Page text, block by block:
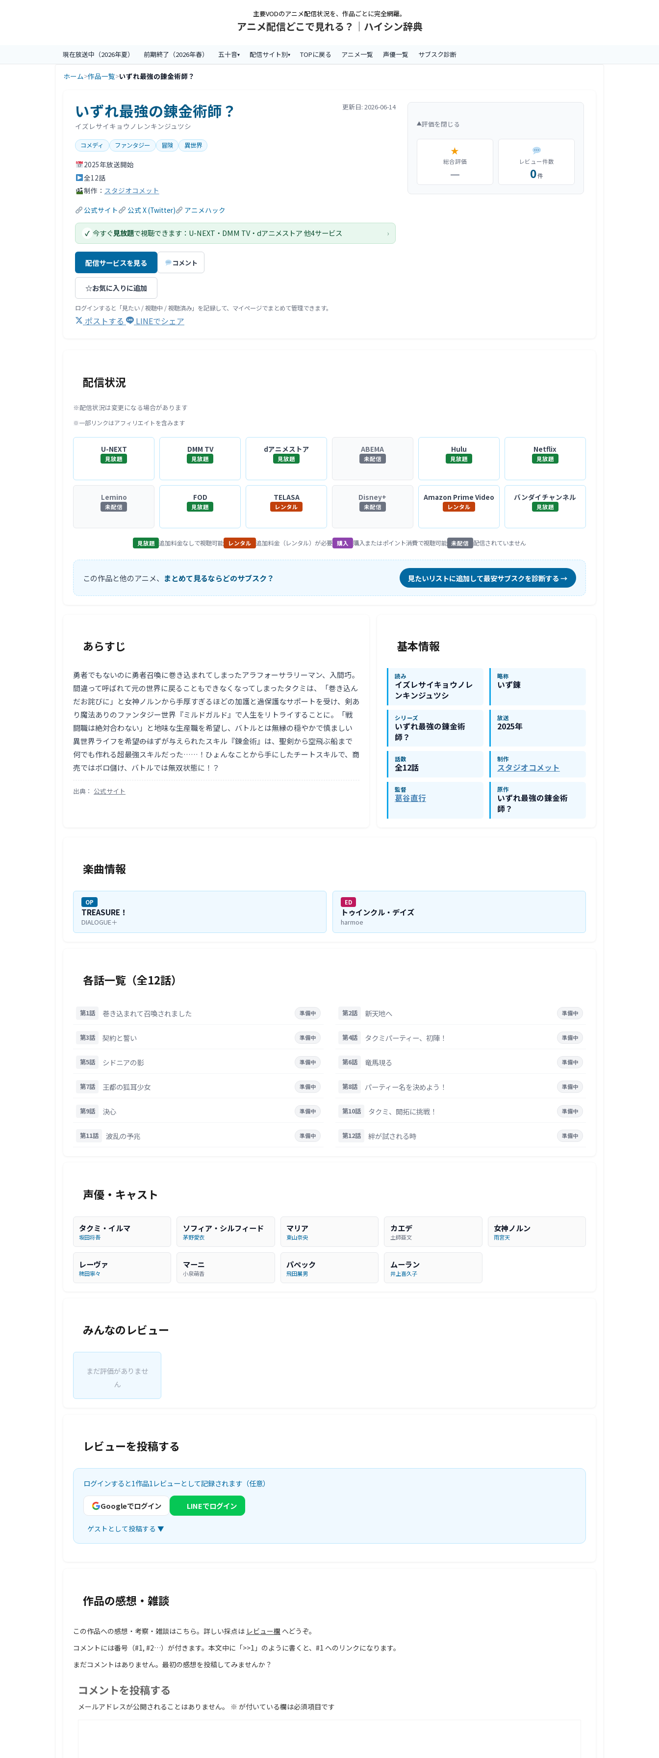
主要VODのアニメ配信状況を、作品ごとに完全網羅。
アニメ配信どこで見れる？｜ハイシン辞典
現在放送中（2026年夏） 前期終了（2026年春） 五十音 配信サイト別 TOPに戻る アニメ一覧 声優一覧 サブスク診断
ホーム>作品一覧>いずれ最強の錬金術師？
更新日: 2026-06-14
いずれ最強の錬金術師？
イズレサイキョウノレンキンジュツシ
コメディ ファンタジー 冒険 異世界
2025年放送開始
全12話
制作： スタジオコメット
公式サイト
公式 X (Twitter) アニメハック
✓ 今すぐ見放題で視聴できます：U-NEXT・DMM TV・dアニメストア 他4サービス ›
配信サービスを見る コメント
☆お気に入りに追加
ログインすると「見たい / 視聴中 / 視聴済み」を記録して、マイページでまとめて管理できます。
ポストする LINEでシェア
評価情報 ▼評価を閉じる
★
総合評価
—
レビュー件数
0件
配信状況
※配信状況は変更になる場合があります
※一部リンクはアフィリエイトを含みます
U-NEXT
見放題
DMM TV
見放題
dアニメストア
見放題
ABEMA
未配信
Hulu
見放題
Netflix
見放題
Lemino
未配信
FOD
見放題
TELASA
レンタル
Disney+
未配信
Amazon Prime Video
レンタル
バンダイチャンネル
見放題
見放題 追加料金なしで視聴可能 レンタル 追加料金（レンタル）が必要 購入 購入またはポイント消費で視聴可能 未配信 配信されていません
この作品と他のアニメ、 まとめて見るならどのサブスク？ 見たいリストに追加して最安サブスクを診断する →
あらすじ
勇者でもないのに勇者召喚に巻き込まれてしまったアラフォーサラリーマン、入間巧。
間違って呼ばれて元の世界に戻ることもできなくなってしまったタクミは、「巻き込ん
だお詫びに」と女神ノルンから手厚すぎるほどの加護と過保護なサポートを受け、剣あ
り魔法ありのファンタジー世界『ミルドガルド』で人生をリトライすることに。「戦
闘職は絶対合わない」と地味な生産職を希望し、バトルとは無縁の穏やかで慎ましい
異世界ライフを希望――のはずが与えられたスキル『錬金術』は、聖剣から空飛ぶ船まで
何でも作れる超最強スキルだった……！ひょんなことから手にしたチートスキルで、商
売ではボロ儲け、バトルでは無双状態に！？
出典： 公式サイト
基本情報
読み
イズレサイキョウノレ
ンキンジュツシ
略称
いず錬
シリーズ
いずれ最強の錬金術
師？
放送
2025年
話数
全12話
制作
スタジオコメット
監督
葛谷直行
原作
いずれ最強の錬金術
師？
楽曲情報
OP
TREASURE！
DIALOGUE＋
ED
トゥインクル・デイズ
harmoe
各話一覧（全12話）
第1話 巻き込まれて召喚されました 準備中 第2話 新天地へ 準備中
第3話 契約と誓い 準備中 第4話 タクミパーティー、初陣！ 準備中
第5話 シドニアの影 準備中 第6話 竜馬現る 準備中
第7話 王都の狐耳少女 準備中 第8話 パーティー名を決めよう！ 準備中
第9話 決心 準備中 第10話 タクミ、開拓に挑戦！ 準備中
第11話 波乱の予兆 準備中 第12話 絆が試される時 準備中
声優・キャスト
タクミ・イルマ
坂田将吾
ソフィア・シルフィード
茅野愛衣
マリア
東山奈央
カエデ
土師亜文
女神ノルン
雨宮天
レーヴァ
稗田寧々
マーニ
小泉萌香
パペック
飛田展男
ムーラン
井上喜久子
みんなのレビュー
まだ評価がありませ
ん
レビューを投稿する
ログインすると1作品1レビューとして記録されます（任意）
Googleでログイン LINEでログイン
ゲストとして投稿する ▼
作品の感想・雑談
この作品への感想・考察・雑談はこちら。詳しい採点は レビュー欄 へどうぞ。
コメントには番号（#1, #2…）が付きます。本文中に「>>1」のように書くと、#1 へのリンクになります。
まだコメントはありません。最初の感想を投稿してみませんか？
コメントを投稿する
メールアドレスが公開されることはありません。 ※ が付いている欄は必須項目です